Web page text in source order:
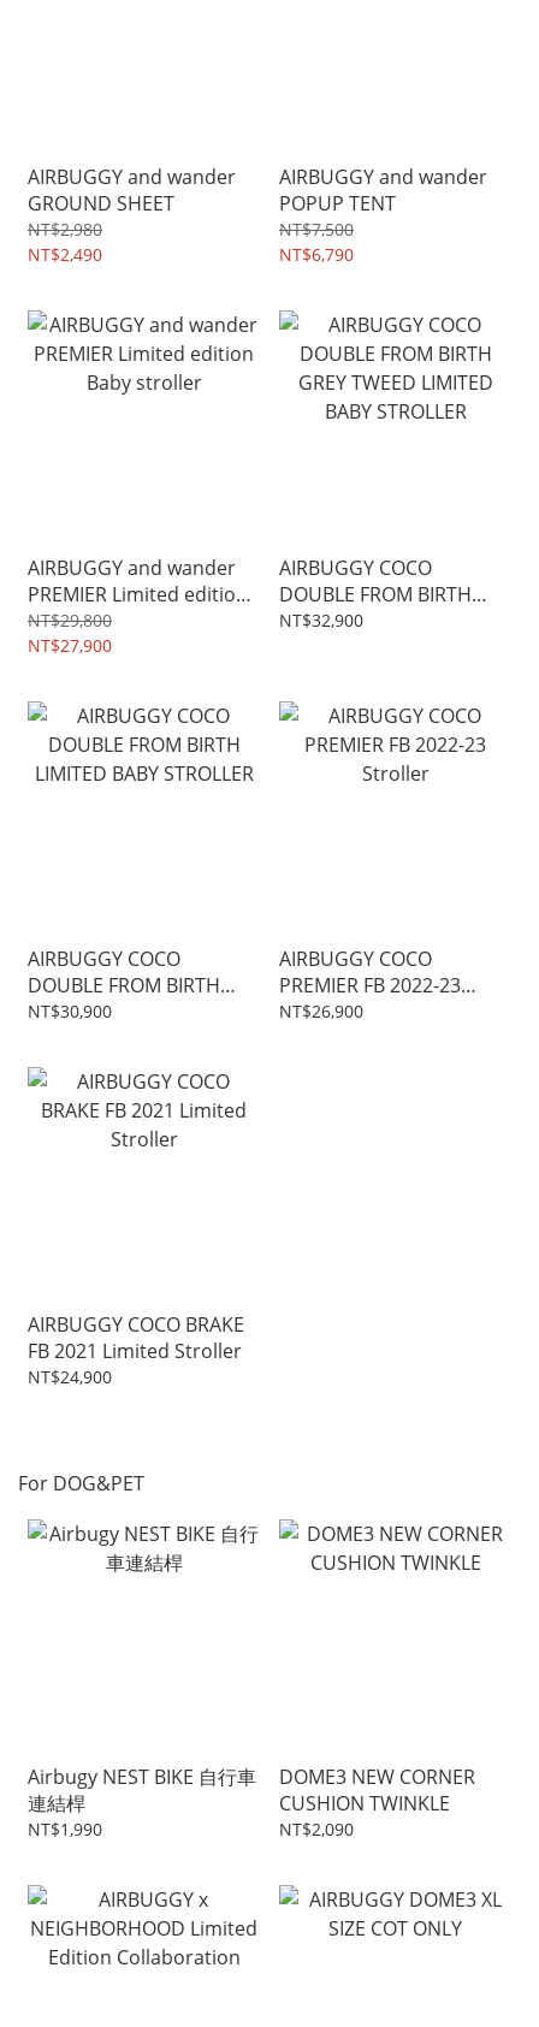
AIRBUGGY and wander
GROUND SHEET
NT$2,980
NT$2,490
AIRBUGGY and wander
POPUP TENT
NT$7,500
NT$6,790
AIRBUGGY and wander
PREMIER Limited edition
Baby stroller
NT$29,800
NT$27,900
AIRBUGGY COCO
DOUBLE FROM BIRTH
GREY TWEED LIMITED
NT$32,900
AIRBUGGY COCO
DOUBLE FROM BIRTH
LIMITED BABY STROLLER
NT$30,900
AIRBUGGY COCO
PREMIER FB 2022-23
Stroller
NT$26,900
AIRBUGGY COCO BRAKE
FB 2021 Limited Stroller
NT$24,900
For DOG&PET
Airbugy NEST BIKE 自行車
連結桿
NT$1,990
DOME3 NEW CORNER
CUSHION TWINKLE
NT$2,090